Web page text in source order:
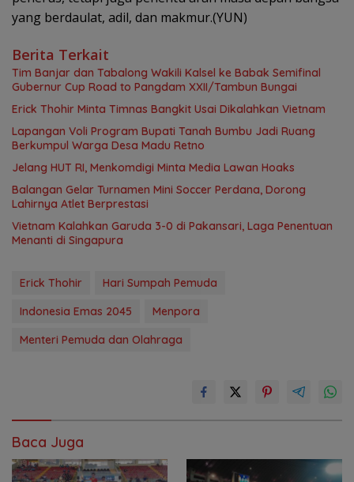
yang berdaulat, adil, dan makmur.(YUN)
Berita Terkait
Tim Banjar dan Tabalong Wakili Kalsel ke Babak Semifinal
Gubernur Cup Road to Pangdam XXII/Tambun Bungai
Erick Thohir Minta Timnas Bangkit Usai Dikalahkan Vietnam
Lapangan Voli Program Bupati Tanah Bumbu Jadi Ruang
Berkumpul Warga Desa Madu Retno
Jelang HUT RI, Menkomdigi Minta Media Lawan Hoaks
Balangan Gelar Turnamen Mini Soccer Perdana, Dorong
Lahirnya Atlet Berprestasi
Vietnam Kalahkan Garuda 3-0 di Pakansari, Laga Penentuan
Menanti di Singapura
Erick Thohir
Hari Sumpah Pemuda
Indonesia Emas 2045
Menpora
Menteri Pemuda dan Olahraga
Baca Juga